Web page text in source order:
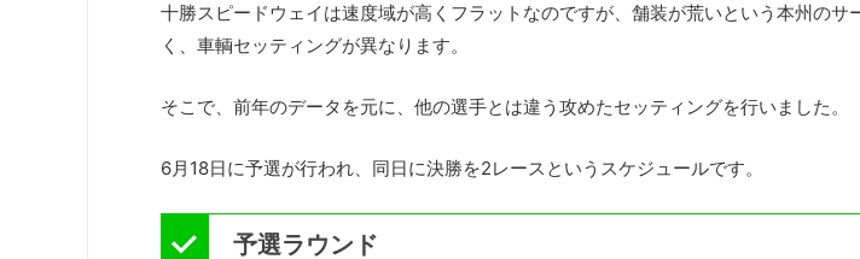
十勝スピードウェイは速度域が高くフラットなのですが、舗装が荒いという本州のサ
く、車輌セッティングが異なります。
そこで、前年のデータを元に、他の選手とは違う攻めたセッティングを行いました。
6月18日に予選が行われ、同日に決勝を2レースというスケジュールです。
予選ラウンド